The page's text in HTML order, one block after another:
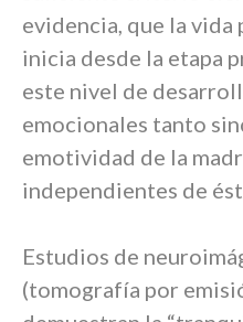
evidencia, que la vida
inicia desde la etapa
este nivel de
emocionales tanto
emotividad de la
independientes de
Estudios de
(tomografía por